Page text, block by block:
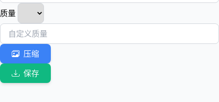
质量
压缩
保存